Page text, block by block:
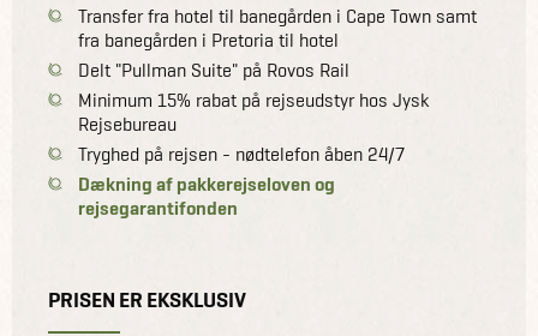
Transfer fra hotel til banegården i Cape Town samt
fra banegården i Pretoria til hotel
Delt "Pullman Suite" på Rovos Rail
Minimum 15% rabat på rejseudstyr hos Jysk
Rejsebureau
Tryghed på rejsen - nødtelefon åben 24/7
Dækning af pakkerejseloven og
rejsegarantifonden
PRISEN ER EKSKLUSIV